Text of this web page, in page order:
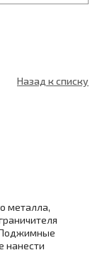
Назад к списку
металла,
Поджимные
нанести